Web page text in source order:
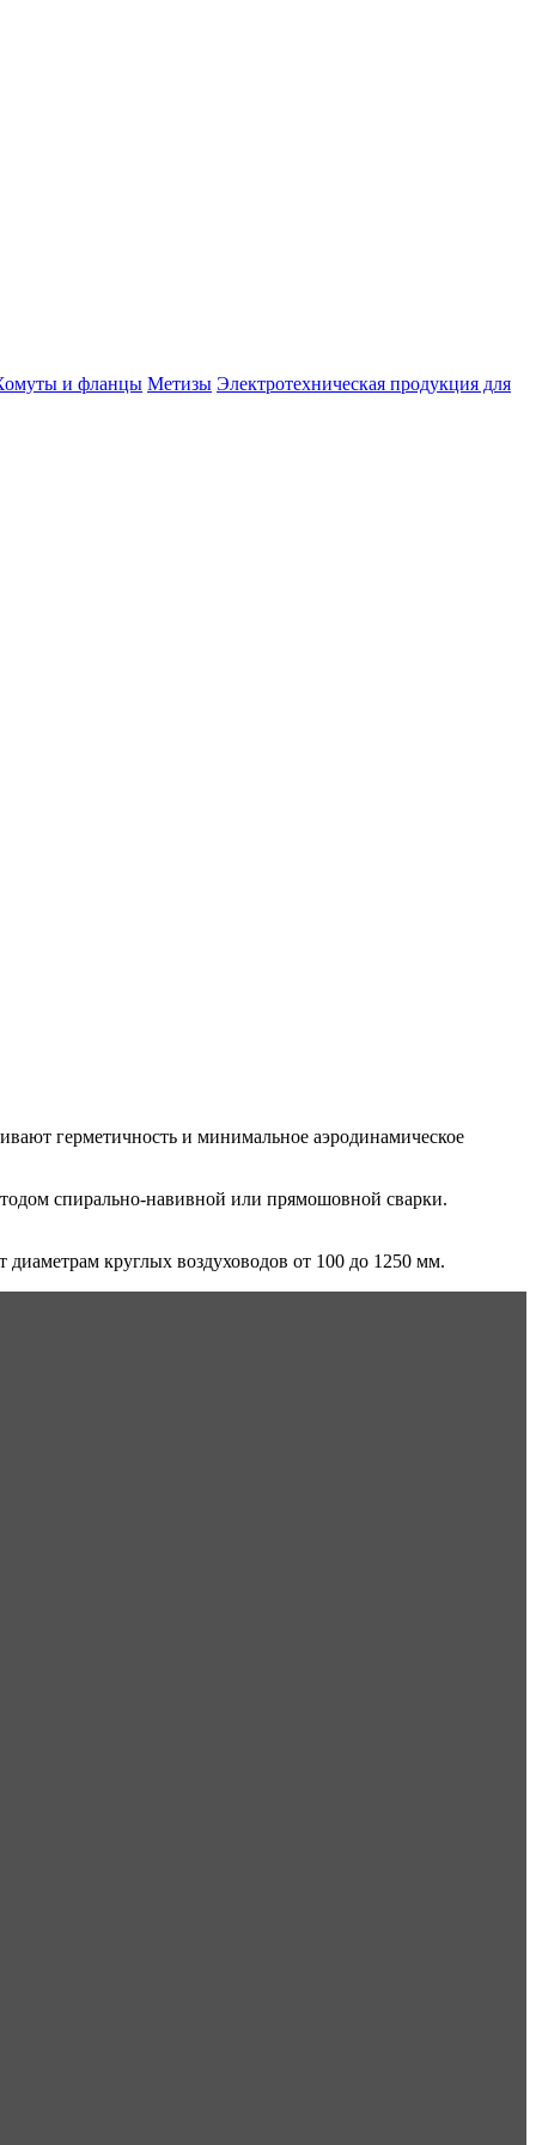
и фланцы Метизы Электротехническая продукция для
герметичность и минимальное аэродинамическое
спирально-навивной или прямошовной сварки.
круглых воздуховодов от 100 до 1250 мм.